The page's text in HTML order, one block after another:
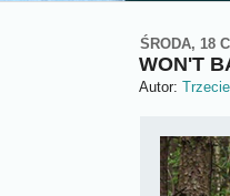
ŚRODA, 18
WON'T
Autor: